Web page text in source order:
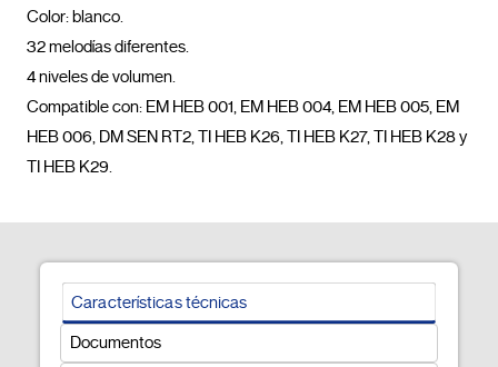
Color: blanco.
32 melodías diferentes.
4 niveles de volumen.
Compatible con: EM HEB 001, EM HEB 004, EM HEB 005, EM
HEB 006, DM SEN RT2, TI HEB K26, TI HEB K27, TI HEB K28 y
Características técnicas
Documentos